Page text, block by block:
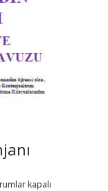
kapalı